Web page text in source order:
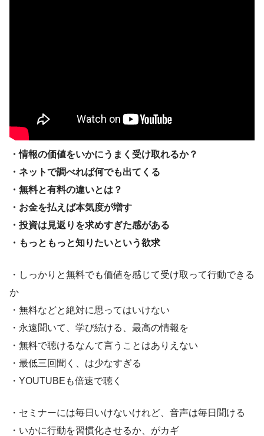
・情報の価値をいかにうまく受け取れるか？
・ネットで調べれば何でも出てくる
・無料と有料の違いとは？
・お金を払えば本気度が増す
・投資は見返りを求めすぎた感がある
・もっともっと知りたいという欲求
・しっかりと無料でも価値を感じて受け取って行動できる
か
・無料などと絶対に思ってはいけない
・永遠聞いて、学び続ける、最高の情報を
・無料で聴けるなんて言うことはありえない
・最低三回聞く、は少なすぎる
・YOUTUBEも倍速で聴く
・セミナーには毎日いけないけれど、音声は毎日聞ける
・いかに行動を習慣化させるか、がカギ